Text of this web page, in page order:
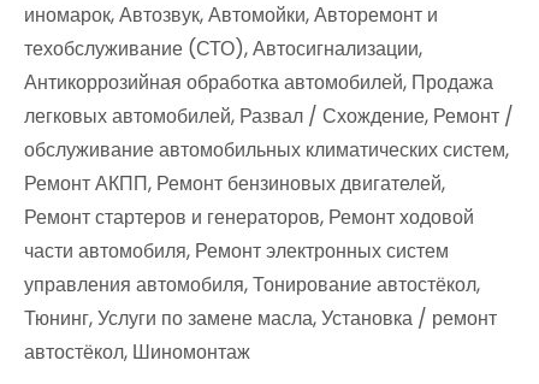
иномарок, Автозвук, Автомойки, Авторемонт и
техобслуживание (СТО), Автосигнализации,
Антикоррозийная обработка автомобилей, Продажа
легковых автомобилей, Развал / Схождение, Ремонт /
обслуживание автомобильных климатических систем,
Ремонт АКПП, Ремонт бензиновых двигателей,
Ремонт стартеров и генераторов, Ремонт ходовой
части автомобиля, Ремонт электронных систем
управления автомобиля, Тонирование автостёкол,
Тюнинг, Услуги по замене масла, Установка / ремонт
автостёкол, Шиномонтаж